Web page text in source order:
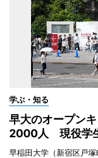
学ぶ・知る
早大のオープン
2000人 現役学
早稲田大学（新宿区戸